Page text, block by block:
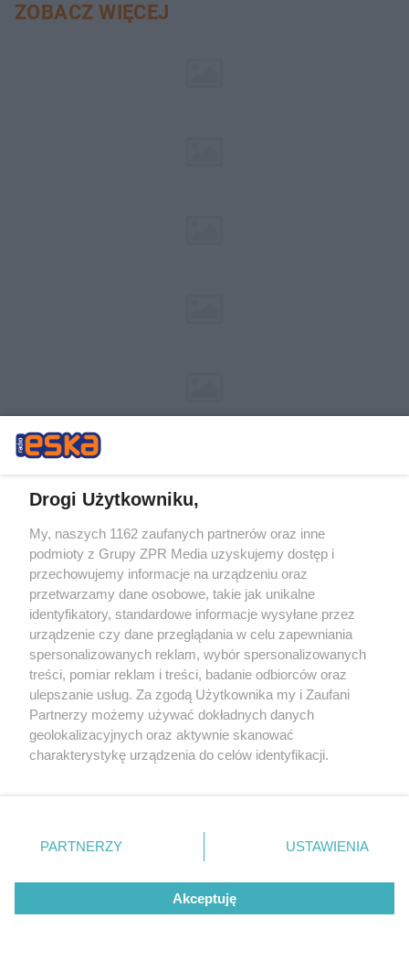
ZOBACZ WIĘCEJ
Żaden utwór zamieszczony w serwisie nie może być powielany i
rozpowszechniany lub dalej rozpowszechniany w jakikolwiek sposób (w
tym także elektroniczny lub mechaniczny) na jakimkolwiek polu
eksploatacji w jakiejkolwiek formie, włącznie z umieszczaniem w
Internecie bez pisemnej zgody właściciela praw. Jakiekolwiek użycie lub
wykorzystanie utworów w całości lub w części z naruszeniem prawa,
tzn. bez właściwej zgody, jest zabronione pod groźbą kary i może być
ścigane prawnie.
© 2026 Grupa ZPR Media
Drogi Użytkowniku,
My, naszych 1162 zaufanych partnerów oraz inne
podmioty z Grupy ZPR Media uzyskujemy dostęp i
przechowujemy informacje na urządzeniu oraz
przetwarzamy dane osobowe, takie jak unikalne
identyfikatory, standardowe informacje wysyłane przez
urządzenie czy dane przeglądania w celu zapewniania
spersonalizowanych reklam, wybór spersonalizowanych
treści, pomiar reklam i treści, badanie odbiorców oraz
ulepszanie usług. Za zgodą Użytkownika my i Zaufani
Partnerzy możemy używać dokładnych danych
geolokalizacyjnych oraz aktywnie skanować
charakterystykę urządzenia do celów identyfikacji.
zmienić/wycofać klikając przycisk ustawień prywatności
znajdujący się w lewym dolnym rogu strony
rodzaje przetwarzania danych nie wymagają zgody
użytkownika, ale masz prawo sprzeciwić się takiemu
przetwarzaniu. Preferencje będą miały zastosowanie tylko
PARTNERZY USTAWIENIA
Akceptuję